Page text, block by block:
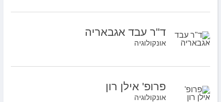
ד"ר עבד אגבאריה
אונקולוגיה
פרופ' אילן רון
אונקולוגיה